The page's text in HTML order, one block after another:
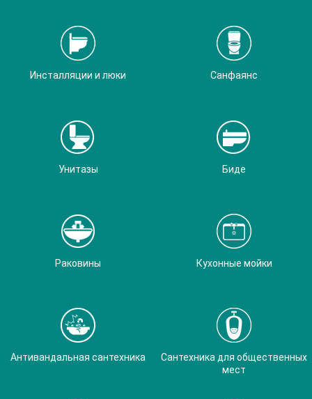
Инсталляции и люки Санфаянс
Унитазы Биде
Раковины Кухонные мойки
Антивандальная сантехника
Сантехника для общественных
мест